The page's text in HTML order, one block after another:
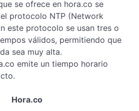
se ofrece en hora.co se
protocolo NTP (Network
este protocolo se usan tres o
válidos, permitiendo que
sea muy alta.
emite un tiempo horario
Hora.co